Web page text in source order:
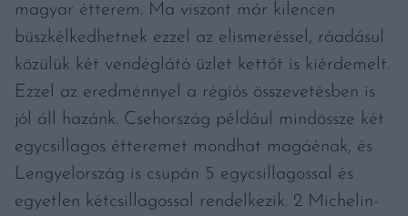
magyar étterem. Ma viszont már kilencen
büszkélkedhetnek ezzel az elismeréssel, ráadásul
közülük két vendéglátó üzlet kettőt is kiérdemelt.
Ezzel az eredménnyel a régiós összevetésben is
jól áll hazánk. Csehország például mindössze két
egycsillagos étteremet mondhat magáénak, és
Lengyelország is csupán 5 egycsillagossal és
egyetlen kétcsillagossal rendelkezik. 2 Michelin-